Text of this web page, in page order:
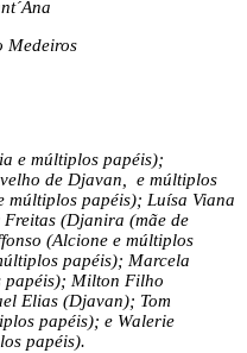
Medeiros
e múltiplos papéis);
de Djavan, e múltiplos
múltiplos papéis); Luísa Viana
(Djanira (mãe de
(Alcione e múltiplos
papéis); Marcela
papéis); Milton Filho
Elias (Djavan); Tom
papéis); e Walerie
papéis).